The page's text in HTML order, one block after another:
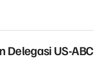
Delegasi US-ABC